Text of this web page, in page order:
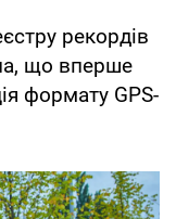
рекордів
що вперше
формату GPS-